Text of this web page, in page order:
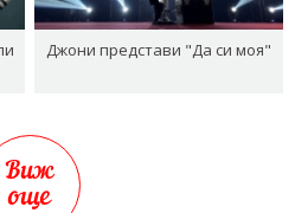
Джони представи "Да си моя"
Виж
още